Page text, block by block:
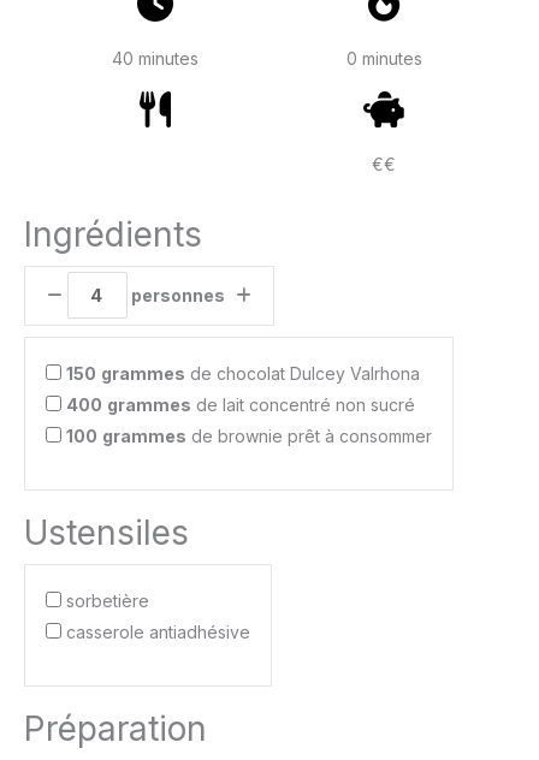
40 minutes 0 minutes
€€
Ingrédients
personnes
150 grammes de chocolat Dulcey Valrhona
400 grammes de lait concentré non sucré
100 grammes de brownie prêt à consommer
Ustensiles
sorbetière
casserole antiadhésive
Préparation